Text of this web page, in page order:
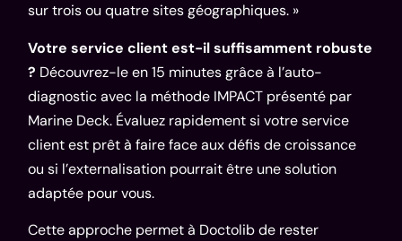
sur trois ou quatre sites géographiques. »
Votre service client est-il suffisamment robuste
? Découvrez-le en 15 minutes grâce à l’auto-
diagnostic avec la méthode IMPACT présenté par
Marine Deck. Évaluez rapidement si votre service
client est prêt à faire face aux défis de croissance
ou si l’externalisation pourrait être une solution
adaptée pour vous.
Cette approche permet à Doctolib de rester